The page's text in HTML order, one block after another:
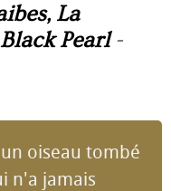
La
Pearl-
oiseau tombé
n'a jamais